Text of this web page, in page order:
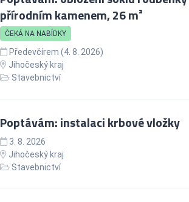
přírodním kamenem, 26 m²
ČEKÁ NA NABÍDKY
Předevčírem (4. 8. 2026)
Jihočeský kraj
Stavebnictví
Poptávám: instalaci krbové vložky
3. 8. 2026
Jihočeský kraj
Stavebnictví